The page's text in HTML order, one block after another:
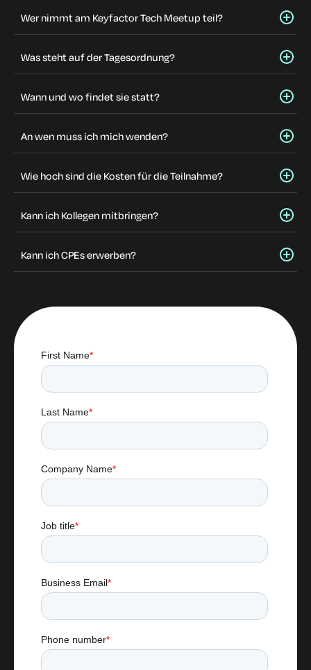
Wer nimmt am Keyfactor Tech Meetup teil?
Was steht auf der Tagesordnung?
Wann und wo findet sie statt?
An wen muss ich mich wenden?
Wie hoch sind die Kosten für die Teilnahme?
Kann ich Kollegen mitbringen?
Kann ich CPEs erwerben?